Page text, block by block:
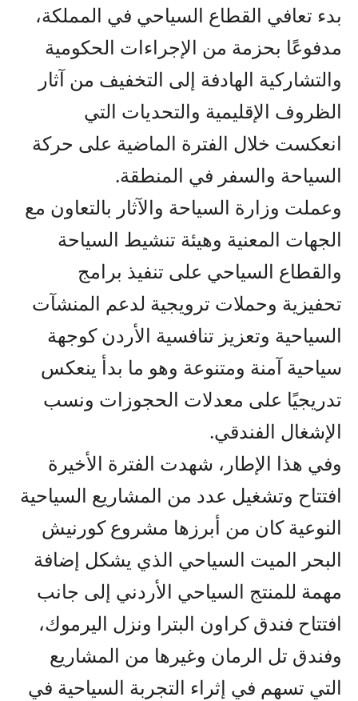
بدء تعافي القطاع السياحي في المملكة،
مدفوعًا بحزمة من الإجراءات الحكومية
والتشاركية الهادفة إلى التخفيف من آثار
الظروف الإقليمية والتحديات التي
انعكست خلال الفترة الماضية على حركة
السياحة والسفر في المنطقة.
وعملت وزارة السياحة والآثار بالتعاون مع
الجهات المعنية وهيئة تنشيط السياحة
والقطاع السياحي على تنفيذ برامج
تحفيزية وحملات ترويجية لدعم المنشآت
السياحية وتعزيز تنافسية الأردن كوجهة
سياحية آمنة ومتنوعة وهو ما بدأ ينعكس
تدريجيًا على معدلات الحجوزات ونسب
الإشغال الفندقي.
وفي هذا الإطار، شهدت الفترة الأخيرة
افتتاح وتشغيل عدد من المشاريع السياحية
النوعية كان من أبرزها مشروع كورنيش
البحر الميت السياحي الذي يشكل إضافة
مهمة للمنتج السياحي الأردني إلى جانب
افتتاح فندق كراون البترا ونزل اليرموك،
وفندق تل الرمان وغيرها من المشاريع
التي تسهم في إثراء التجربة السياحية في